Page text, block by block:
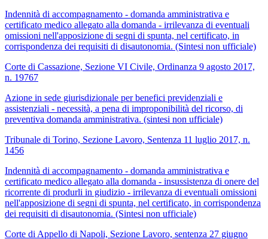
Indennità di accompagnamento - domanda amministrativa e
certificato medico allegato alla domanda - irrilevanza di eventuali
omissioni nell'apposizione di segni di spunta, nel certificato, in
corrispondenza dei requisiti di disautonomia. (Sintesi non ufficiale)
Corte di Cassazione, Sezione VI Civile, Ordinanza 9 agosto 2017,
n. 19767
Azione in sede giurisdizionale per benefici previdenziali e
assistenziali - necessità, a pena di improponibilità del ricorso, di
preventiva domanda amministrativa. (sintesi non ufficiale)
Tribunale di Torino, Sezione Lavoro, Sentenza 11 luglio 2017, n.
1456
Indennità di accompagnamento - domanda amministrativa e
certificato medico allegato alla domanda - insussistenza di onere del
ricorrente di produrli in giudizio - irrilevanza di eventuali omissioni
nell'apposizione di segni di spunta, nel certificato, in corrispondenza
dei requisiti di disautonomia. (Sintesi non ufficiale)
Corte di Appello di Napoli, Sezione Lavoro, sentenza 27 giugno